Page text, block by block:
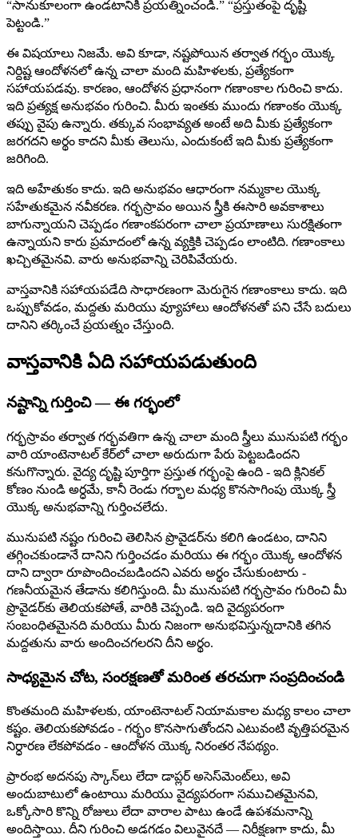
“సానుకూలంగా ఉండటానికి ప్రయత్నించండి.” “ప్రస్తుతంపై దృష్టి
పెట్టండి.”
ఈ విషయాలు నిజమే. అవి కూడా, నష్టపోయిన తర్వాత గర్భం యొక్క
నిర్దిష్ట ఆందోళనలో ఉన్న చాలా మంది మహిళలకు, ప్రత్యేకంగా
సహాయపడవు. కారణం, ఆందోళన ప్రధానంగా గణాంకాల గురించి కాదు.
ఇది ప్రత్యక్ష అనుభవం గురించి. మీరు ఇంతకు ముందు గణాంకం యొక్క
తప్పు వైపు ఉన్నారు. తక్కువ సంభావ్యత అంటే అది మీకు ప్రత్యేకంగా
జరగదని అర్థం కాదని మీకు తెలుసు, ఎందుకంటే ఇది మీకు ప్రత్యేకంగా
జరిగింది.
ఇది అహేతుకం కాదు. ఇది అనుభవం ఆధారంగా నమ్మకాల యొక్క
సహేతుకమైన నవీకరణ. గర్భస్రావం అయిన స్త్రీకి ఈసారి అవకాశాలు
బాగున్నాయని చెప్పడం గణాంకపరంగా చాలా ప్రయాణాలు సురక్షితంగా
ఉన్నాయని కారు ప్రమాదంలో ఉన్న వ్యక్తికి చెప్పడం లాంటిది. గణాంకాలు
ఖచ్చితమైనవి. వారు అనుభవాన్ని చెరిపివేయరు.
వాస్తవానికి సహాయపడేది సాధారణంగా మెరుగైన గణాంకాలు కాదు. ఇది
ఒప్పుకోవడం, మద్దతు మరియు వ్యూహాలు ఆందోళనతో పని చేసే బదులు
దానిని తర్కించే ప్రయత్నం చేస్తుంది.
వాస్తవానికి ఏది సహాయపడుతుంది
నష్టాన్ని గుర్తించి — ఈ గర్భంలో
గర్భస్రావం తర్వాత గర్భవతిగా ఉన్న చాలా మంది స్త్రీలు మునుపటి గర్భం
వారి యాంటెనాటల్ కేర్‌లో చాలా అరుదుగా పేరు పెట్టబడిందని
కనుగొన్నారు. వైద్య దృష్టి పూర్తిగా ప్రస్తుత గర్భంపై ఉంది - ఇది క్లినికల్
కోణం నుండి అర్ధమే, కానీ రెండు గర్భాల మధ్య కొనసాగింపు యొక్క స్త్రీ
యొక్క అనుభవాన్ని గుర్తించలేదు.
మునుపటి నష్టం గురించి తెలిసిన ప్రొవైడర్‌ను కలిగి ఉండటం, దానిని
తగ్గించకుండానే దానిని గుర్తించడం మరియు ఈ గర్భం యొక్క ఆందోళన
దాని ద్వారా రూపొందించబడిందని ఎవరు అర్థం చేసుకుంటారు -
గణనీయమైన తేడాను కలిగిస్తుంది. మీ మునుపటి గర్భస్రావం గురించి మీ
ప్రొవైడర్‌కు తెలియకపోతే, వారికి చెప్పండి. ఇది వైద్యపరంగా
సంబంధితమైనది మరియు మీరు నిజంగా అనుభవిస్తున్నదానికి తగిన
మద్దతును వారు అందించగలరని దీని అర్థం.
సాధ్యమైన చోట, సంరక్షణతో మరింత తరచుగా సంప్రదించండి
కొంతమంది మహిళలకు, యాంటెనాటల్ నియామకాల మధ్య కాలం చాలా
కష్టం. తెలియకపోవడం - గర్భం కొనసాగుతోందని ఎటువంటి వృత్తిపరమైన
నిర్ధారణ లేకపోవడం - ఆందోళన యొక్క నిరంతర నేపథ్యం.
ప్రారంభ అదనపు స్కాన్‌లు లేదా డాప్లర్ అసెస్‌మెంట్‌లు, అవి
అందుబాటులో ఉంటాయి మరియు వైద్యపరంగా సముచితమైనవి,
ఒక్కోసారి కొన్ని రోజులు లేదా వారాల పాటు ఉండే ఉపశమనాన్ని
అందిస్తాయి. దీని గురించి అడగడం విలువైనదే — నిరీక్షణగా కాదు, మీ